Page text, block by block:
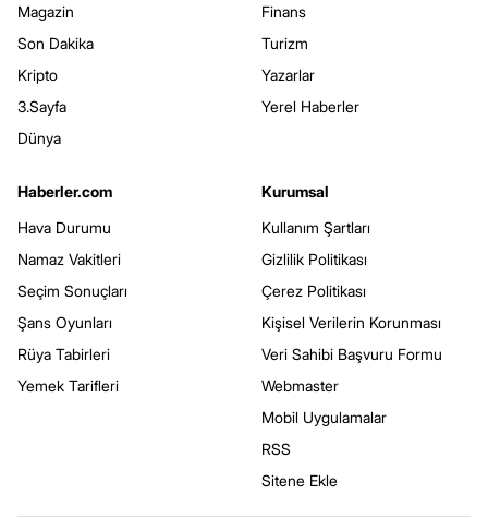
Magazin
Son Dakika
Kripto
3.Sayfa
Dünya
Finans
Turizm
Yazarlar
Yerel Haberler
Haberler.com
Hava Durumu
Namaz Vakitleri
Seçim Sonuçları
Şans Oyunları
Rüya Tabirleri
Yemek Tarifleri
Kurumsal
Kullanım Şartları
Gizlilik Politikası
Çerez Politikası
Kişisel Verilerin Korunması
Veri Sahibi Başvuru Formu
Webmaster
Mobil Uygulamalar
RSS
Sitene Ekle